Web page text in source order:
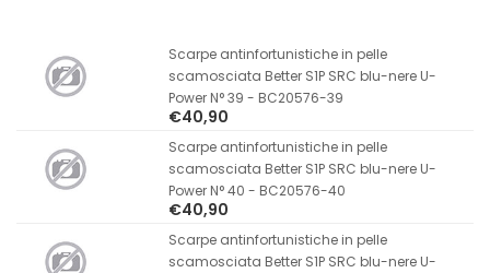
Scarpe antinfortunistiche in pelle
scamosciata Better S1P SRC blu-nere U-
Power N° 39 - BC20576-39
€40,90
Scarpe antinfortunistiche in pelle
scamosciata Better S1P SRC blu-nere U-
Power N° 40 - BC20576-40
€40,90
Scarpe antinfortunistiche in pelle
scamosciata Better S1P SRC blu-nere U-